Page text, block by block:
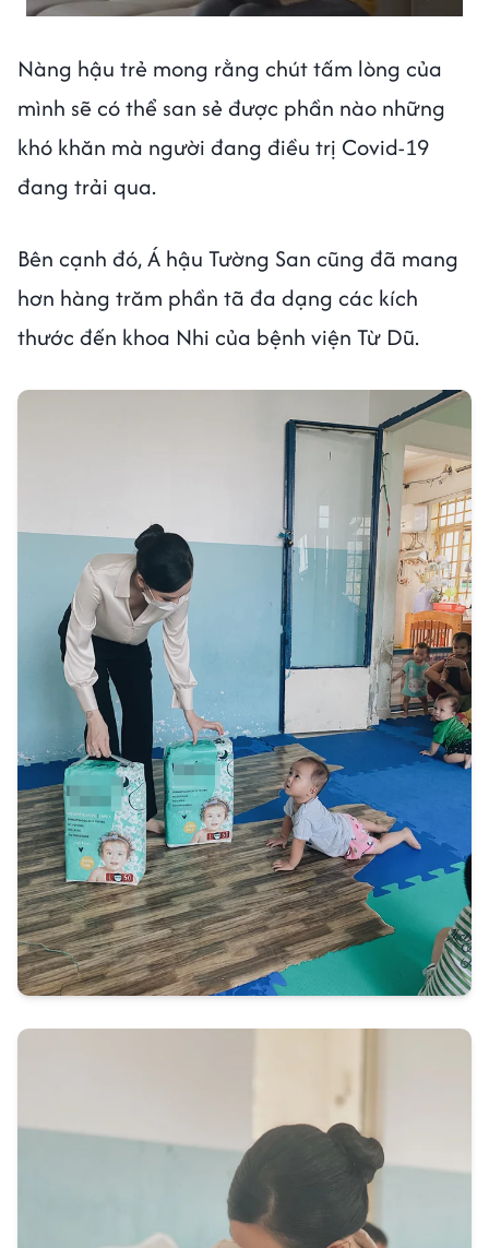
Nàng hậu trẻ mong rằng chút tấm lòng của
mình sẽ có thể san sẻ được phần nào những
khó khăn mà người đang điều trị Covid-19
đang trải qua.
Bên cạnh đó, Á hậu Tường San cũng đã mang
hơn hàng trăm phần tã đa dạng các kích
thước đến khoa Nhi của bệnh viện Từ Dũ.